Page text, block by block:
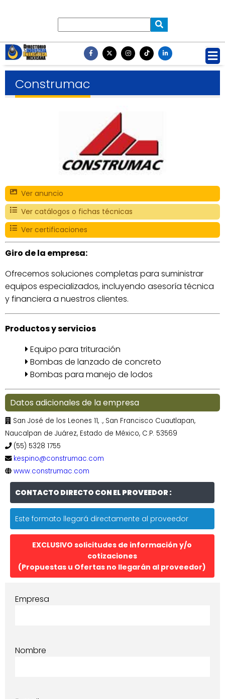
Construmac
Ver anuncio
Ver catálogos o fichas técnicas
Ver certificaciones
Giro de la empresa:
Ofrecemos soluciones completas para suministrar
equipos especializados, incluyendo asesoría técnica
y financiera a nuestros clientes.
Productos y servicios
Equipo para trituración
Bombas de lanzado de concreto
Bombas para manejo de lodos
Datos adicionales de la empresa
San José de los Leones 11, ., San Francisco Cuautlapan,
Naucalpan de Juárez, Estado de México, C.P. 53569
(55) 5328 1755
kespino@construmac.com
www.construmac.com
CONTACTO DIRECTO CON EL PROVEEDOR :
Este formato llegará directamente al proveedor
EXCLUSIVO solicitudes de información y/o
cotizaciones
(Propuestas u Ofertas no llegarán al proveedor)
Empresa
Nombre